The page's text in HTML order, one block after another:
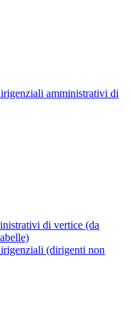
amministrativi di
di vertice (da
(dirigenti non